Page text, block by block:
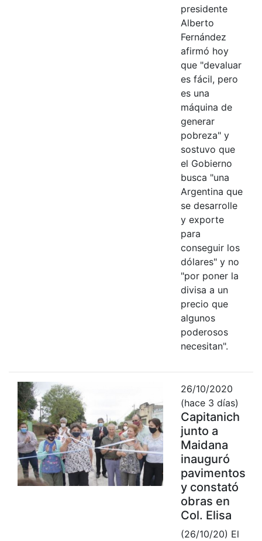
presidente
Alberto
Fernández
afirmó hoy
que "devaluar
es fácil, pero
es una
máquina de
generar
pobreza" y
sostuvo que
el Gobierno
busca "una
Argentina que
se desarrolle
y exporte
para
conseguir los
dólares" y no
"por poner la
divisa a un
precio que
algunos
poderosos
necesitan".
26/10/2020
(hace 3 días)
Capitanich
junto a
Maidana
inauguró
pavimentos
y constató
obras en
Col. Elisa
(26/10/20) El